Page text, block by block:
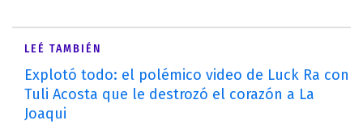
LEÉ TAMBIÉN
Explotó todo: el polémico video de Luck Ra con
Tuli Acosta que le destrozó el corazón a La
Joaqui